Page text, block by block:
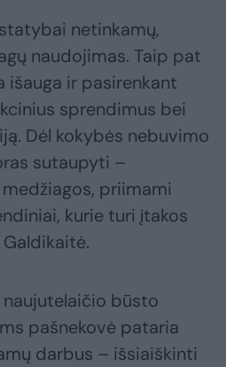
netinkamų,
naudojimas. Taip pat
ir pasirenkant
sprendimus bei
Dėl kokybės nebuvimo
sutaupyti –
priimami
kurie turi įtakos
būsto
pašnekovė pataria
darbus – išsiaiškinti